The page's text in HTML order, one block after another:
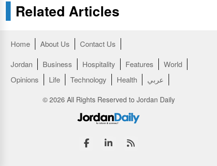
Related Articles
Home About Us
Contact Us
Jordan
Business Hospitality Features
World
Opinions
Life Technology Health عربي
© 2026 All Rights Reserved to Jordan Daily